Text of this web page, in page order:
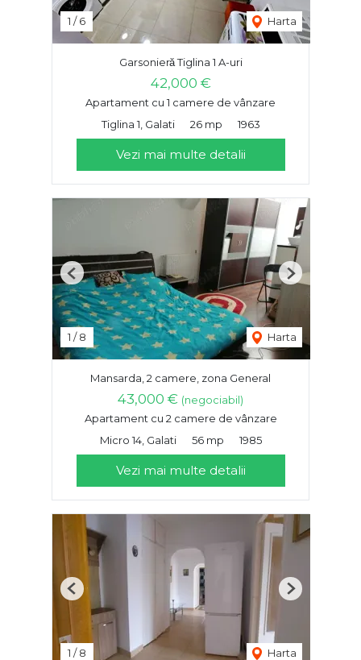
1 /6 Harta
Garsonieră Tiglina 1 A-uri
42,000 €
Apartament cu 1 camere de vânzare
Tiglina 1, Galati
26 mp 1963
Vezi mai multe detalii
1 /8 Harta
Previous Next
Mansarda, 2 camere, zona General
43,000 € (negociabil)
Apartament cu 2 camere de vânzare
Micro 14, Galati
56 mp 1985
Vezi mai multe detalii
1 /8 Harta
Previous Next